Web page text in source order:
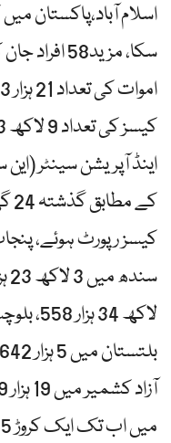
اسلام آباد،پاکستان
سکا،
اینڈ آپریشن سینٹر